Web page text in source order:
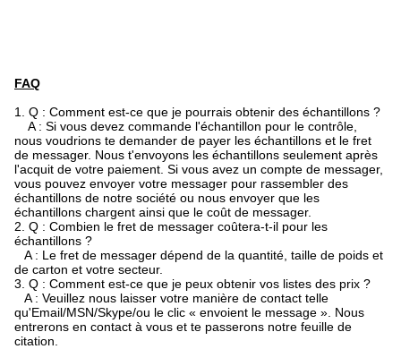
FAQ
1. Q : Comment est-ce que je pourrais obtenir des échantillons ?
A : Si vous devez commande l'échantillon pour le contrôle,
nous voudrions te demander de payer les échantillons et le fret
de messager. Nous t'envoyons les échantillons seulement après
l'acquit de votre paiement. Si vous avez un compte de messager,
vous pouvez envoyer votre messager pour rassembler des
échantillons de notre société ou nous envoyer que les
échantillons chargent ainsi que le coût de messager.
2. Q : Combien le fret de messager coûtera-t-il pour les
échantillons ?
A : Le fret de messager dépend de la quantité, taille de poids et
de carton et votre secteur.
3. Q : Comment est-ce que je peux obtenir vos listes des prix ?
A : Veuillez nous laisser votre manière de contact telle
qu'Email/MSN/Skype/ou le clic « envoient le message ». Nous
entrerons en contact à vous et te passerons notre feuille de
citation.